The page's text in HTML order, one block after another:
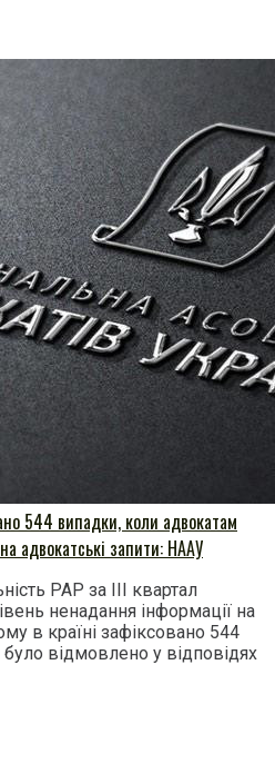
544 випадки, коли адвокатам
адвокатські запити: НААУ
РАР за ІІІ квартал
ненадання інформації на
в країні зафіксовано 544
відмовлено у відповідях